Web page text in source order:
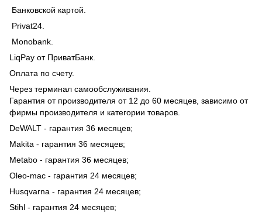
Банковской картой.
Privat24.
Monobank.
LiqPay от ПриватБанк.
Оплата по счету.
Через терминал самообслуживания.
Гарантия от производителя от 12 до 60 месяцев, зависимо от
фирмы производителя и категории товаров.
DeWALT - гарантия 36 месяцев;
Makita - гарантия 36 месяцев;
Metabo - гарантия 36 месяцев;
Oleo-mac - гарантия 24 месяцев;
Husqvarna - гарантия 24 месяцев;
Stihl - гарантия 24 месяцев;